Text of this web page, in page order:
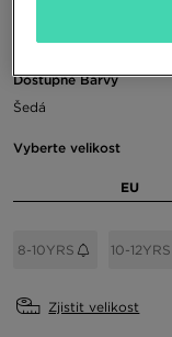
Dostupné Barvy
Šedá
Vyberte velikost
EU
8-10YRS 10-12YRS
Zjistit velikost